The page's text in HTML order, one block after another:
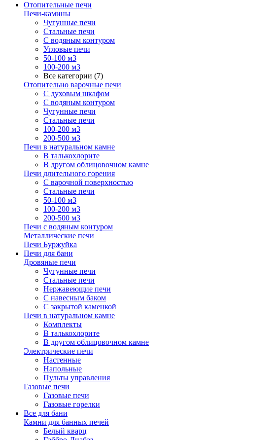
Отопительные печи
Печи-камины
Чугунные печи
Стальные печи
С водяным контуром
Угловые печи
50-100 м3
100-200 м3
Все категории (7)
Отопительно варочные печи
С духовым шкафом
С водяным контуром
Чугунные печи
Стальные печи
100-200 м3
200-500 м3
Печи в натуральном камне
В талькохлорите
В другом облицовочном камне
Печи длительного горения
С варочной поверхностью
Стальные печи
50-100 м3
100-200 м3
200-500 м3
Печи с водяным контуром
Металлические печи
Печи Буржуйка
Печи для бани
Дровяные печи
Чугунные печи
Стальные печи
Нержавеющие печи
С навесным баком
С закрытой каменкой
Печи в натуральном камне
Комплекты
В талькохлорите
В другом облицовочном камне
Электрические печи
Настенные
Напольные
Пульты управления
Газовые печи
Газовые печи
Газовые горелки
Все для бани
Камни для банных печей
Белый кварц